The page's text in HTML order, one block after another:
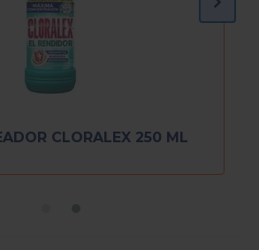
CLORALEX 250 ML